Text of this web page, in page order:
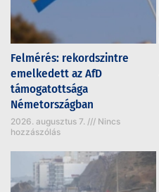
Felmérés: rekordszintre
emelkedett az AfD
támogatottsága
Németországban
2026. augusztus 7.
Nincs
hozzászólás